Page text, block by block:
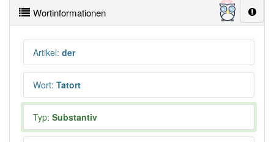
Wortinformationen
Artikel: der
Wort: Tatort
Typ: Substantiv